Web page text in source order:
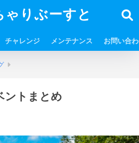
りぶーすと
チャレンジ メンテナンス お問い合
ントまとめ